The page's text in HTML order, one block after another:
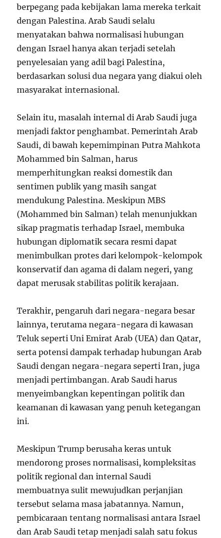
berpegang pada kebijakan lama mereka terkait
dengan Palestina. Arab Saudi selalu
menyatakan bahwa normalisasi hubungan
dengan Israel hanya akan terjadi setelah
penyelesaian yang adil bagi Palestina,
berdasarkan solusi dua negara yang diakui oleh
masyarakat internasional.
Selain itu, masalah internal di Arab Saudi juga
menjadi faktor penghambat. Pemerintah Arab
Saudi, di bawah kepemimpinan Putra Mahkota
Mohammed bin Salman, harus
memperhitungkan reaksi domestik dan
sentimen publik yang masih sangat
mendukung Palestina. Meskipun MBS
(Mohammed bin Salman) telah menunjukkan
sikap pragmatis terhadap Israel, membuka
hubungan diplomatik secara resmi dapat
menimbulkan protes dari kelompok-kelompok
konservatif dan agama di dalam negeri, yang
dapat merusak stabilitas politik kerajaan.
Terakhir, pengaruh dari negara-negara besar
lainnya, terutama negara-negara di kawasan
Teluk seperti Uni Emirat Arab (UEA) dan Qatar,
serta potensi dampak terhadap hubungan Arab
Saudi dengan negara-negara seperti Iran, juga
menjadi pertimbangan. Arab Saudi harus
menyeimbangkan kepentingan politik dan
keamanan di kawasan yang penuh ketegangan
ini.
Meskipun Trump berusaha keras untuk
mendorong proses normalisasi, kompleksitas
politik regional dan internal Saudi
membuatnya sulit mewujudkan perjanjian
tersebut selama masa jabatannya. Namun,
pembicaraan tentang normalisasi antara Israel
dan Arab Saudi tetap menjadi salah satu fokus